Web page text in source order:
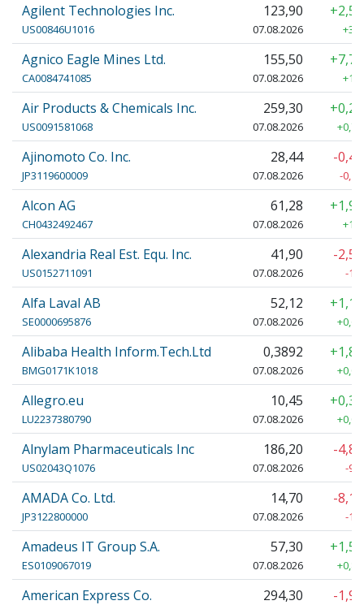
Agilent Technologies Inc.
US00846U1016
123,90
07.08.2026
Agnico Eagle Mines Ltd.
CA0084741085
155,50
07.08.2026
Air Products & Chemicals Inc.
US0091581068
259,30
07.08.2026
Ajinomoto Co. Inc.
JP3119600009
28,44
07.08.2026
-
-
Alcon AG
CH0432492467
61,28
07.08.2026
Alexandria Real Est. Equ. Inc.
US0152711091
41,90
07.08.2026
-
-
Alfa Laval AB
SE0000695876
52,12
07.08.2026
Alibaba Health Inform.Tech.Ltd
BMG0171K1018
0,3892
07.08.2026
Allegro.eu
LU2237380790
10,45
07.08.2026
Alnylam Pharmaceuticals Inc
US02043Q1076
186,20
07.08.2026
-
-
AMADA Co. Ltd.
JP3122800000
14,70
07.08.2026
-
-
Amadeus IT Group S.A.
ES0109067019
57,30
07.08.2026
American Express Co. 294,30 -